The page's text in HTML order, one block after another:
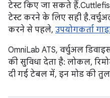
टेस्ट किए जा सकते हैं.
टेस्ट करने के लिए सही है.
करने से पहले, उपयोगकर्ता
OmniLab ATS, वर्चुअल
की सुविधा देता है: लोकल,
दी गई टेबल में, इन मोड की